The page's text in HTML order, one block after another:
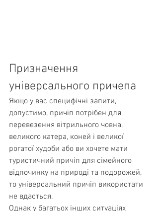
Призначення
універсального причепа
Якщо у вас специфічні запити,
допустимо, причіп потрібен для
перевезення вітрильного човна,
великого катера, коней і великої
рогатої худоби або ви хочете мати
туристичний причіп для сімейного
відпочинку на природі та подорожей,
то універсальний причіп використати
не вдасться.
Однак у багатьох інших ситуаціях